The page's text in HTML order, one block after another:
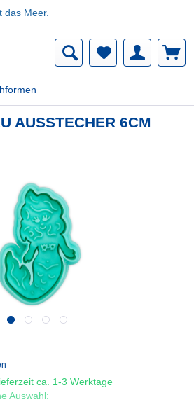
das Meer.
AUSSTECHER 6CM
ca. 1-3 Werktage
Auswahl: